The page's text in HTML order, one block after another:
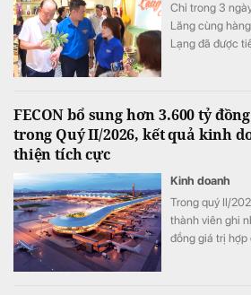
Chỉ trong 3
Lăng cùng
Lạng đã được
FECON bổ sung hơn 3.600 tỷ
trong Quý II/2026, kết quả kinh
thiện tích cực
Kinh doanh
Trong quý II/
thành viên ghi
đồng giá trị hợp